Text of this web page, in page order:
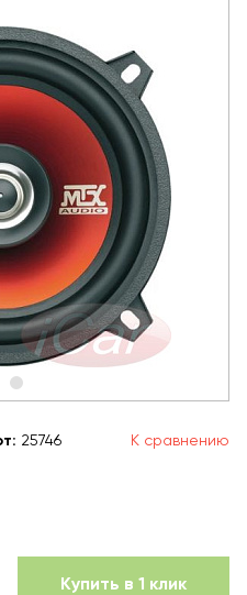
: 25746 К сравнению
Купить в 1 клик